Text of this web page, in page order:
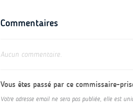
Commentaires
Aucun commentaire.
Vous êtes passé par ce commissaire-
Votre adresse email ne sera pas publiée, elle est